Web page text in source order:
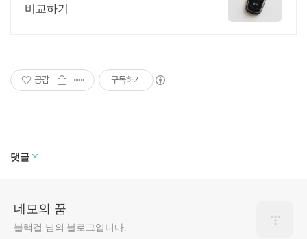
비교하기
공감 구독하기
댓글
네모의 꿈
블랙걸 님의 블로그입니다.